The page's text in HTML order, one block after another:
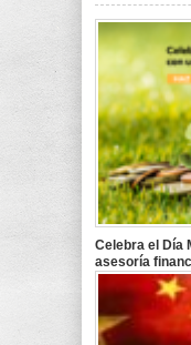
Celebra el Día
asesoría